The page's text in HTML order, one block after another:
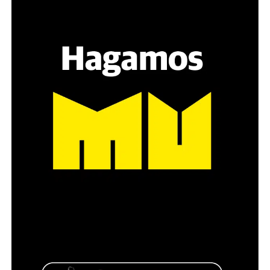
mamá de Lucía Pérez
es a través del interrogante, que puedan encarnar la
pregunta», comparte Gonzalo, de 41 años.